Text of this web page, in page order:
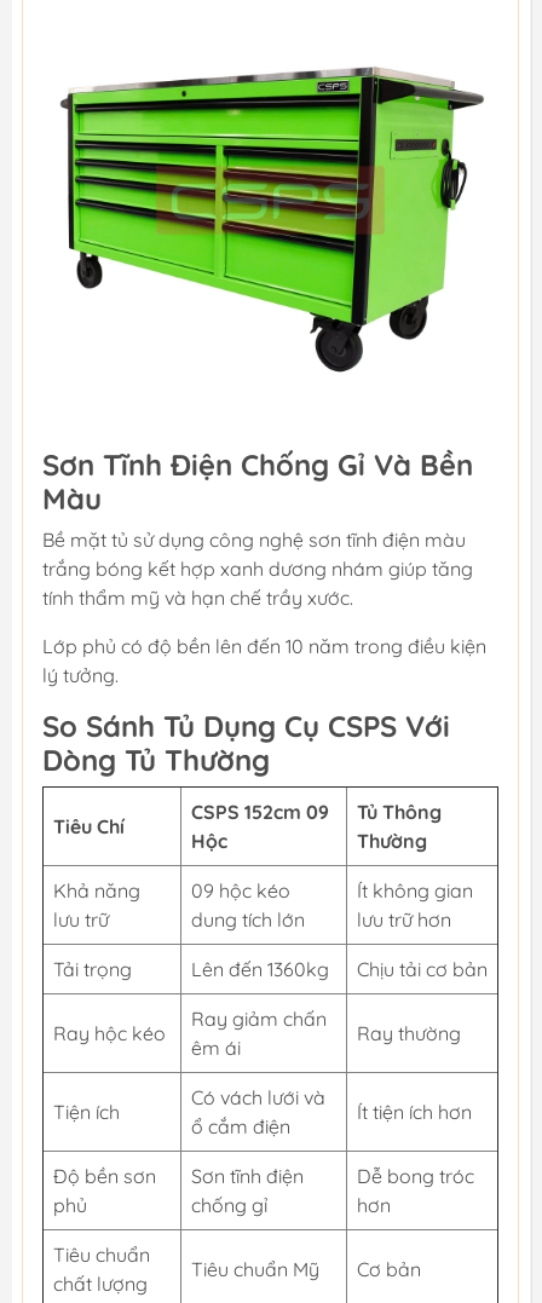
Sơn Tĩnh Điện Chống Gỉ Và Bền
Màu
Bề mặt tủ sử dụng công nghệ sơn tĩnh điện màu
trắng bóng kết hợp xanh dương nhám giúp tăng
tính thẩm mỹ và hạn chế trầy xước.
Lớp phủ có độ bền lên đến 10 năm trong điều kiện
lý tưởng.
So Sánh Tủ Dụng Cụ CSPS Với
Dòng Tủ Thường
Tiêu Chí
CSPS 152cm 09
Hộc
Tủ Thông
Thường
Khả năng
lưu trữ
09 hộc kéo
dung tích lớn
Ít không gian
lưu trữ hơn
Tải trọng Lên đến 1360kg Chịu tải cơ bản
Ray hộc kéo
Ray giảm chấn
êm ái
Ray thường
Tiện ích
Có vách lưới và
ổ cắm điện
Ít tiện ích hơn
Độ bền sơn
phủ
Sơn tĩnh điện
chống gỉ
Dễ bong tróc
hơn
Tiêu chuẩn
chất lượng
Tiêu chuẩn Mỹ Cơ bản